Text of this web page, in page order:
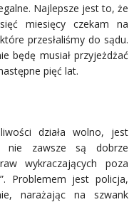
Najlepsze jest to, że
miesięcy czekam na
przesłaliśmy do sądu.
będę musiał przyjeżdżać
pięć lat.
działa wolno, jest
zawsze są dobrze
wykraczających poza
Problemem jest policja,
narażając na szwank